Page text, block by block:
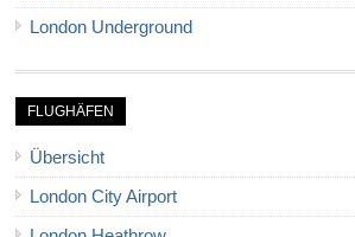
London Underground
FLUGHÄFEN
Übersicht
London City Airport